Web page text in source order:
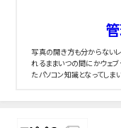
写真の開き方も分からない
れるままいつの間にかウェ
たパソコン知識となってしま